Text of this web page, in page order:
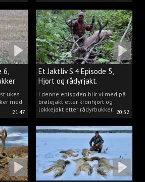
21:47
6,
ukes
med
20:52
Et Jaktliv S.4 Episode 5,
Hjort og rådyrjakt.
I denne episoden blir vi med på
brølejakt etter kronhjort og
lokkejakt etter rådyrbukker.